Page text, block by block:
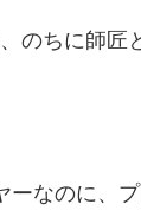
のちに師匠
ーなのに、